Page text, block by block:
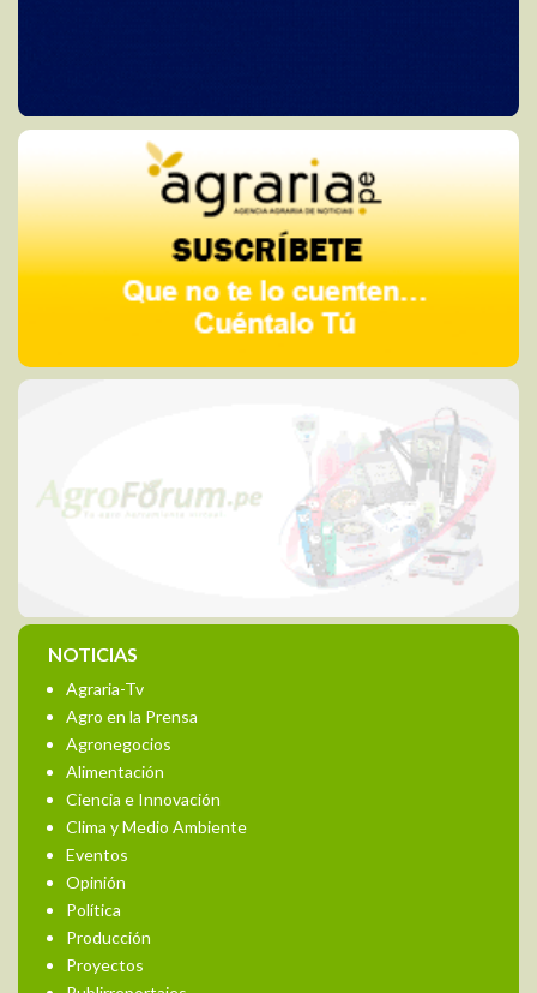
NOTICIAS
Agraria-Tv
Agro en la Prensa
Agronegocios
Alimentación
Ciencia e Innovación
Clima y Medio Ambiente
Eventos
Opinión
Política
Producción
Proyectos